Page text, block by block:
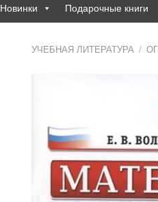
Новинки Подарочные книги
УЧЕБНАЯ ЛИТЕРАТУРА /